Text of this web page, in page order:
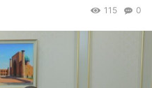
0
115